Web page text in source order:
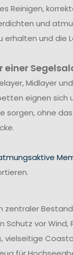
Reinigen,
und
und die
Midlayer
eignen sich
sorgen, ohne
zentraler
vor Wind,
vielseitige